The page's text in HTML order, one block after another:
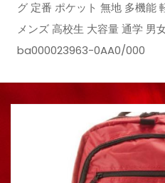
グ 定番 ポケット 無地 多機能
メンズ 高校生 大容量 通学 男
ba000023963-0AA0/000